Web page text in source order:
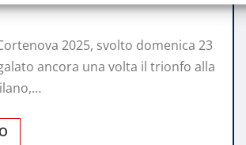
2025, svolto domenica 23
ancora una volta il trionfo alla